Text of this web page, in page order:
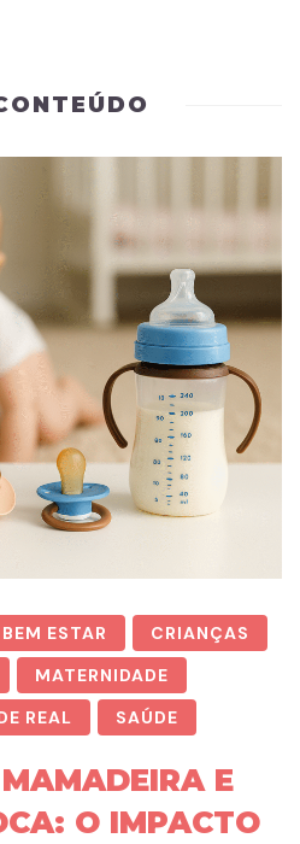
BEM ESTAR
CRIANÇAS
MATERNIDADE
REAL
SAÚDE
E
O IMPACTO